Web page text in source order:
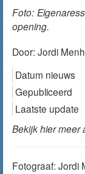
Foto:
opening.
Door: Jordi
Datum nieuws
Gepubliceerd
Laatste update
Bekijk hier meer
Fotograaf: Jordi